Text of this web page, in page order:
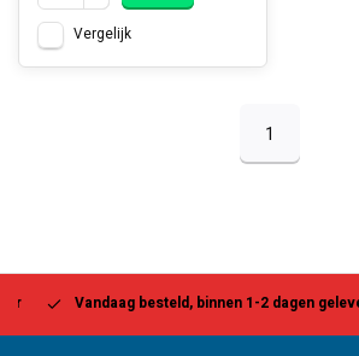
Vergelijk
1
Vandaag besteld, binnen 1-2 dagen geleverd*